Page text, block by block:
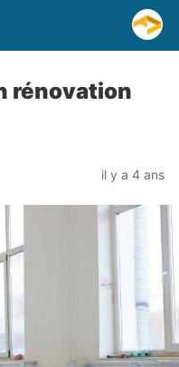
rénovation
il y a 4 ans